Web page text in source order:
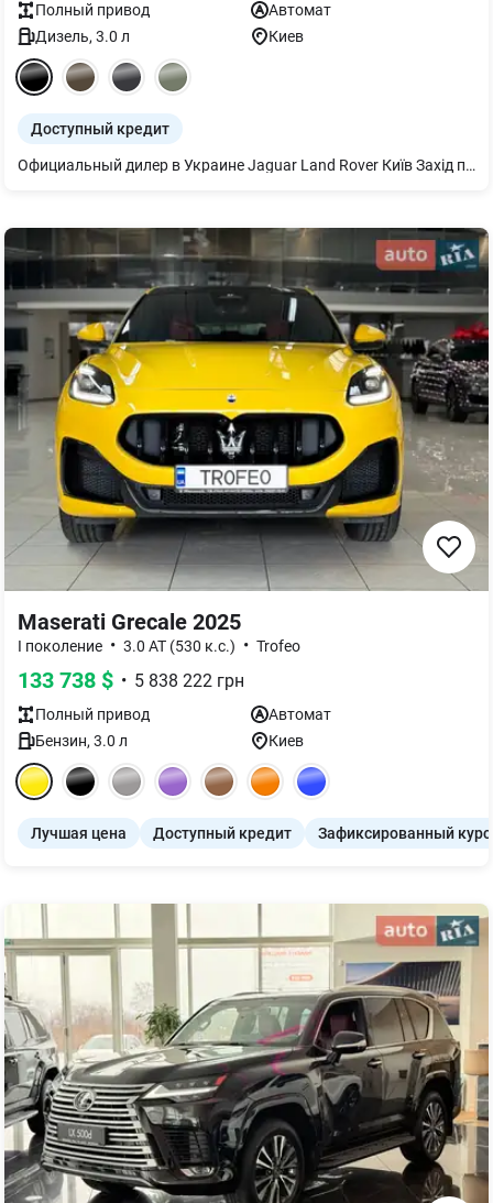
Полный привод
Автомат
Дизель, 3.0 л Киев
Доступный кредит
Официальный дилер в Украине Jaguar Land Rover Київ Захід предлагает официальный новый автомобиль. Розничная стоимость автомобиля 112 730,00 €, указана по курсу бренда с НДС Гарантия 5 лет или 150 тыс км пробега Автомобиль находится в автосалоне Jaguar Land Rover Київ Захід Данная модель представлена в дилерском центре на тест-драйве. Доступны программы приобретения через кредитование, лизинг, trade-in, а также услуги страхования и регистрации авто. Полное документальное сопровождение. Дилерский центр открыт 7 дней в неделю и работает по графику Пн - Сб: 09:00 - 19:00, Вс: 10:00 - 18:00. Полное описание опций и дополнительного оборудования можем отправить в Viber или WhatsApp. С удовольствием ответим на все вопросы и покажем авто.
Maserati Grecale 2025
I поколение • 3.0 AT (530 к.с.) • Trofeo
133 738 $ • 5 838 222 грн
Полный привод
Автомат
Бензин, 3.0 л Киев
Лучшая цена Доступный кредит Зафиксированный курс